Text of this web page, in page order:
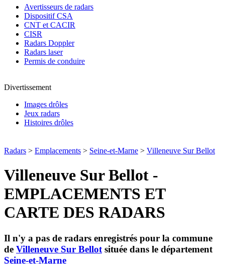
Avertisseurs de radars
Dispositif CSA
CNT et CACIR
CISR
Radars Doppler
Radars laser
Permis de conduire
Divertissement
Images drôles
Jeux radars
Histoires drôles
Radars > Emplacements > Seine-et-Marne > Villeneuve Sur Bellot
Villeneuve Sur Bellot -
EMPLACEMENTS ET
CARTE DES RADARS
Il n'y a pas de radars enregistrés pour la commune
de Villeneuve Sur Bellot située dans le département
Seine-et-Marne